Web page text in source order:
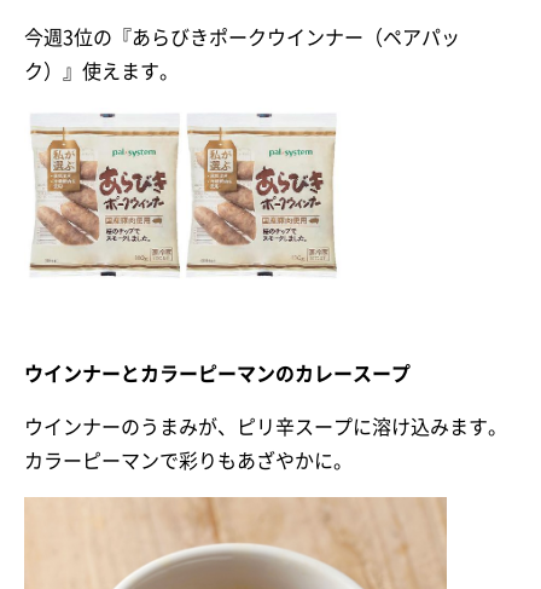
今週3位の『あらびきポークウインナー（ペアパッ
ク）』使えます。
ウインナーとカラーピーマンのカレースープ
ウインナーのうまみが、ピリ辛スープに溶け込みます。
カラーピーマンで彩りもあざやかに。